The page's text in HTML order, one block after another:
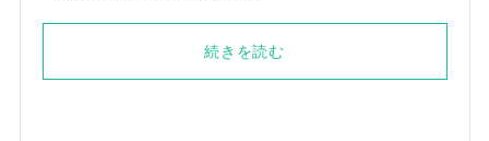
続きを読む